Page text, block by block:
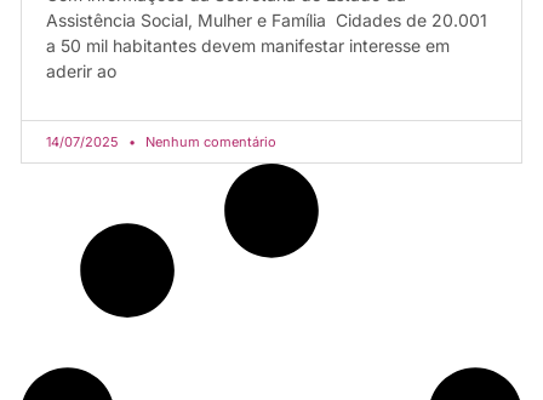
Assistência Social, Mulher e Família Cidades de 20.001
a 50 mil habitantes devem manifestar interesse em
aderir ao
14/07/2025 Nenhum comentário